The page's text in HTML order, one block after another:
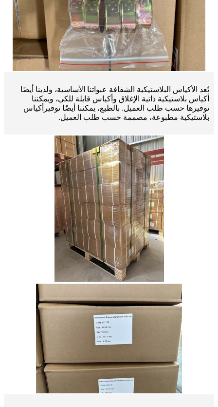
تُعد الأكياس البلاستيكية الشفافة عبواتنا الأساسية، ولدينا أيضًا
أكياس بلاستيكية ذاتية الإغلاق وأكياس قابلة للكي، ويمكننا
توفيرها حسب طلب العميل. بالطبع، يمكننا أيضًا توفير أكياس
بلاستيكية مطبوعة، مصممة حسب طلب العميل.